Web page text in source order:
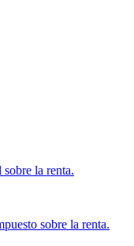
la renta.
sobre la renta.